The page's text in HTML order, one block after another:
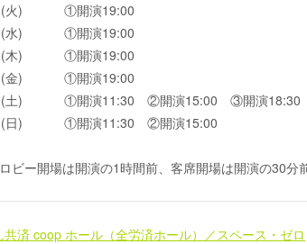
(火) ①開演19:00
(水) ①開演19:00
(木) ①開演19:00
(金) ①開演19:00
(土) ①開演11:30 ②開演15:00 ③開演18:30
(日) ①開演11:30 ②開演15:00
ビー開場は開演の1時間前、客席開場は開演の30分
共済 coop ホール（全労済ホール）／スペース・ゼロ